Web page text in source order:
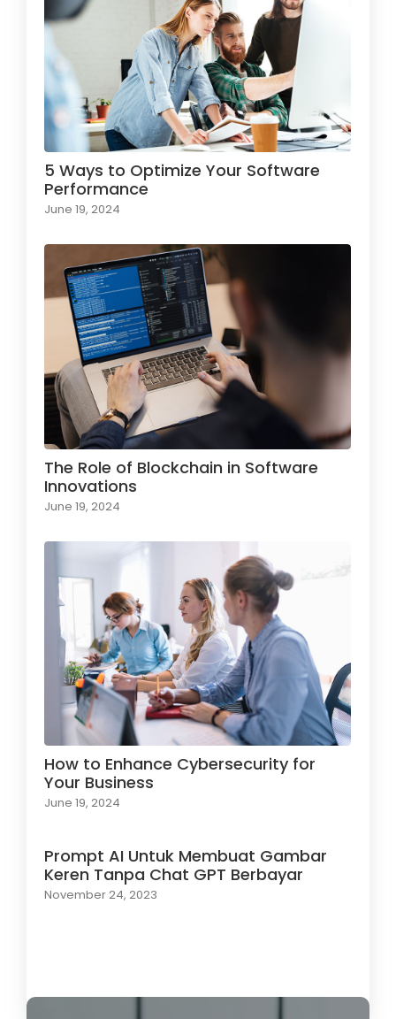
5 Ways to Optimize Your Software
Performance
June 19, 2024
The Role of Blockchain in Software
Innovations
June 19, 2024
How to Enhance Cybersecurity for
Your Business
June 19, 2024
Prompt AI Untuk Membuat Gambar
Keren Tanpa Chat GPT Berbayar
November 24, 2023